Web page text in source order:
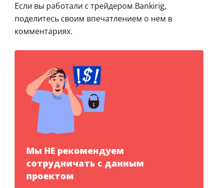
Если вы работали с трейдером Bankirig,
поделитесь своим впечатлением о нем в
комментариях.
Мы НЕ рекомендуем
сотрудничать с данным
проектом